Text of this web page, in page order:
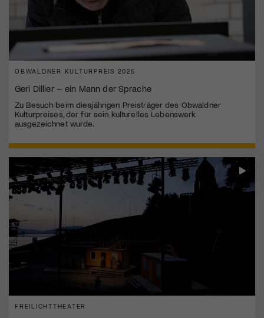
OBWALDNER KULTURPREIS 2025
Geri Dillier – ein Mann der Sprache
Zu Besuch beim diesjährigen Preisträger des Obwaldner
Kulturpreises, der für sein kulturelles Lebenswerk
ausgezeichnet wurde.
FREILICHTTHEATER